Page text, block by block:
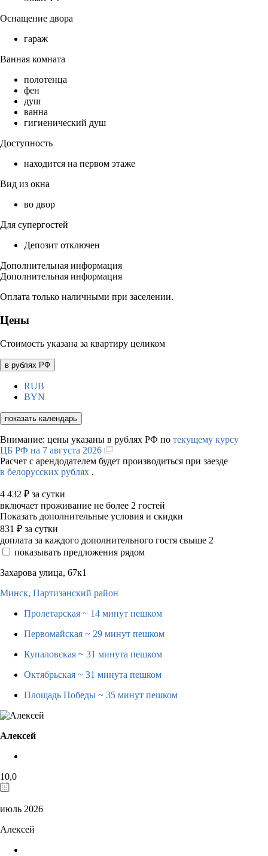
Оснащение двора
гараж
Ванная комната
полотенца
фен
душ
ванна
гигиенический душ
Доступность
находится на первом этаже
Вид из окна
во двор
Для супергостей
Депозит отключен
Дополнительная информация
Дополнительная информация
Оплата только наличными при заселении.
Цены
Стоимость указана за квартиру целиком
в рублях РФ
RUB
BYN
показать календарь
Внимание: цены указаны в рублях РФ по текущему курсу
ЦБ РФ на 7 августа 2026
Расчет с арендодателем будет производиться при заезде
в белорусских рублях .
4 432 ₽ за сутки
включает проживание не более 2 гостей
Показать дополнительные условия и скидки
831 ₽ за сутки
доплата за каждого дополнительного гостя свыше 2
показывать предложения рядом
Захарова улица, 67к1
Минск, Партизанский район
Пролетарская ~ 14 минут пешком
Первомайская ~ 29 минут пешком
Купаловская ~ 31 минута пешком
Октябрьская ~ 31 минута пешком
Площадь Победы ~ 35 минут пешком
Алексей
10,0
июль 2026
Алексей